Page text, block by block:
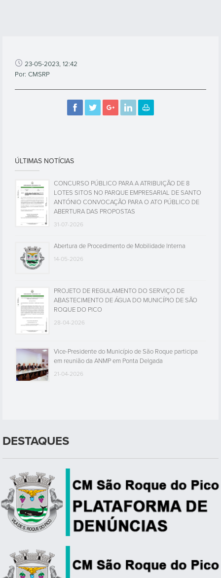
23-05-2023, 12:42
Por: CMSRP
ÚLTIMAS NOTÍCIAS
CONCURSO PÚBLICO PARA A ATRIBUIÇÃO DE 8
LOTES SITOS NO PARQUE EMPRESARIAL DE SANTO
ANTÓNIO CONVOCAÇÃO PARA O ATO PÚBLICO DE
ABERTURA DAS PROPOSTAS
31-07-2026
Abertura de Procedimento de Mobilidade Interna
14-05-2026
PROJETO DE REGULAMENTO DO SERVIÇO DE
ABASTECIMENTO DE ÁGUA DO MUNICÍPIO DE SÃO
ROQUE DO PICO
28-04-2026
Vice-Presidente do Município de São Roque participa
em reunião da ANMP em Ponta Delgada
21-04-2026
DESTAQUES